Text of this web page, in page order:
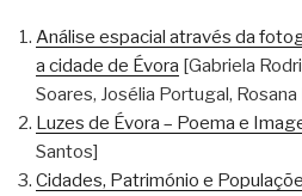
Análise espacial através da
a cidade de Évora [Gabriela
Soares, Josélia Portugal,
Luzes de Évora – Poema e
Santos]
Cidades, Património e